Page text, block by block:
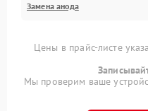
Замена анода
Цены в прайс-листе
Мы проверим ваше